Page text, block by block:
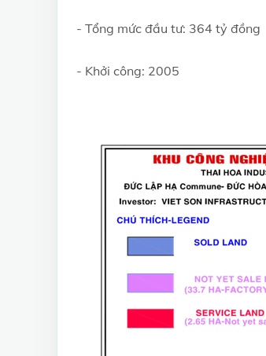
- Tổng mức đầu tư: 364 tỷ đồng
- Khởi công: 2005